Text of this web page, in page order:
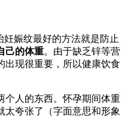
妊娠纹最好的方法就是防止
己的体重。由于缺乏锌等营
出现很重要，所以健康饮食
个人的东西。怀孕期间体重
太夸张了（字面意思和形象